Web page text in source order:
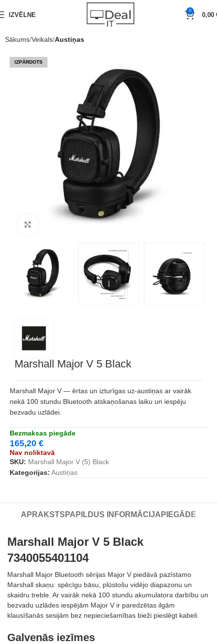
IZVĒLNE
0
0,00
Sākums Veikals Austiņas
IZPĀRDOTS
Marshall Major V 5 Black
Marshall Major V — ērtas un izturīgas uz-austiņas ar vairāk
nekā 100 stundu Bluetooth atskaņošanas laiku un iespēju
bezvadu uzlādei.
Bezmaksas piegāde
165,20 €
Nav noliktavā
SKU: Marshall Major V (5) Black
Kategorijas: Austiņas
APRAKSTS PAPILDUS INFORMĀCIJA PIEGĀDE
Marshall Major V 5 Black
7340055401104
Marshall Major Bluetooth sērijas Major V piedāvā pazīstamo
Marshall skaņu: spēcīgu bāsu, plūstošu vidējo diapazonu un
skaidru treble. Ar vairāk nekā 100 stundu akumulatora darbību un
bezvadu uzlādes iespējām Major V ir paredzētas ilgām
klausīšanās sesijām bez nepieciešamības bieži pieslēgt kabeli.
Galvenās iezīmes